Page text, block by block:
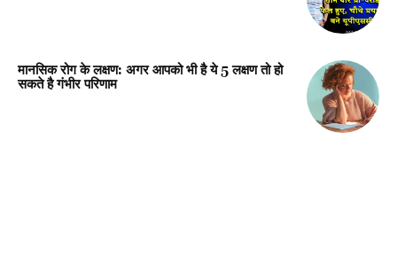
मानसिक रोग के लक्षण: अगर आपको भी है ये 5 लक्षण तो हो
सकते है गंभीर परिणाम